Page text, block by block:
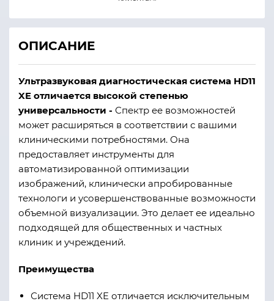
ОПИСАНИЕ
Ультразвуковая диагностическая система HD11
XE отличается высокой степенью
универсальности - Спектр ее возможностей
может расширяться в соответствии с вашими
клиническими потребностями. Она
предоставляет инструменты для
автоматизированной оптимизации
изображений, клинически апробированные
технологи и усовершенствованные возможности
объемной визуализации. Это делает ее идеально
подходящей для общественных и частных
клиник и учреждений.
Преимущества
Система HD11 XE отличается исключительным